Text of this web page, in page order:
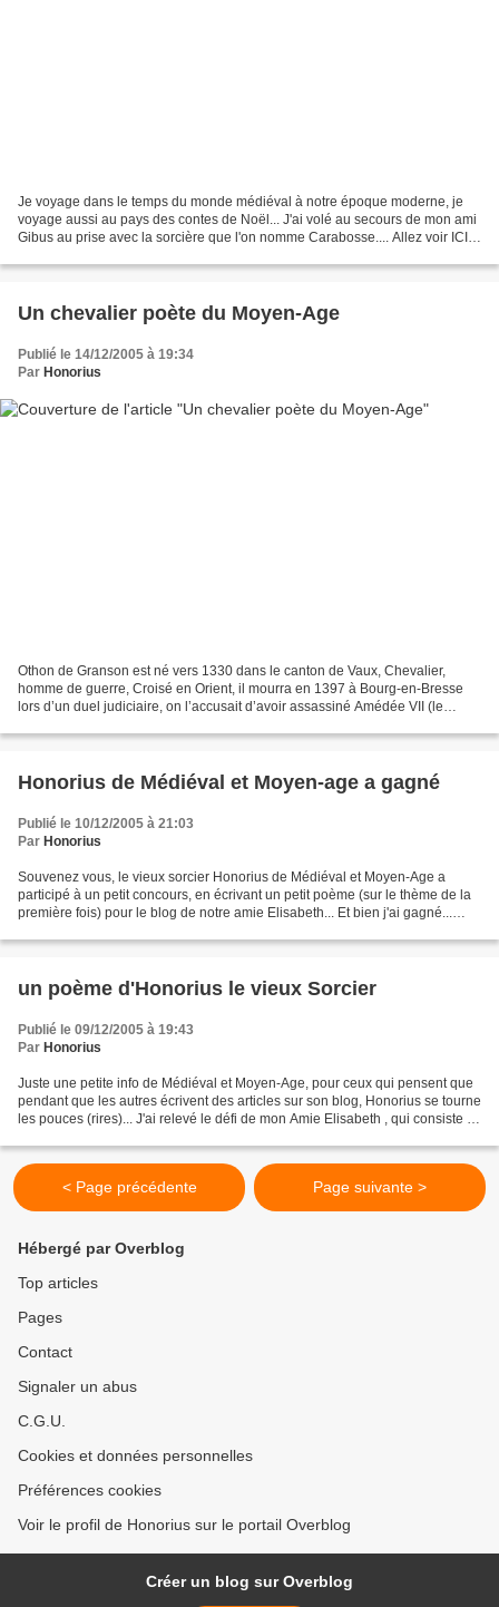
Je voyage dans le temps du monde médiéval à notre époque moderne, je
voyage aussi au pays des contes de Noël... J'ai volé au secours de mon ami
Gibus au prise avec la sorcière que l'on nomme Carabosse.... Allez voir ICI ...
Un chevalier poète du Moyen-Age
Publié le 14/12/2005 à 19:34
Par Honorius
Othon de Granson est né vers 1330 dans le canton de Vaux, Chevalier,
homme de guerre, Croisé en Orient, il mourra en 1397 à Bourg-en-Bresse
lors d’un duel judiciaire, on l’accusait d’avoir assassiné Amédée VII (le
Honorius de Médiéval et Moyen-age a gagné
Publié le 10/12/2005 à 21:03
Par Honorius
Souvenez vous, le vieux sorcier Honorius de Médiéval et Moyen-Age a
participé à un petit concours, en écrivant un petit poème (sur le thème de la
première fois) pour le blog de notre amie Elisabeth... Et bien j'ai gagné...
un poème d'Honorius le vieux Sorcier
Publié le 09/12/2005 à 19:43
Par Honorius
Juste une petite info de Médiéval et Moyen-Age, pour ceux qui pensent que
pendant que les autres écrivent des articles sur son blog, Honorius se tourne
les pouces (rires)... J'ai relevé le défi de mon Amie Elisabeth , qui consiste à
< Page précédente Page suivante >
Hébergé par Overblog
Top articles
Pages
Contact
Signaler un abus
C.G.U.
Cookies et données personnelles
Préférences cookies
Voir le profil de Honorius sur le portail Overblog
Créer un blog sur Overblog